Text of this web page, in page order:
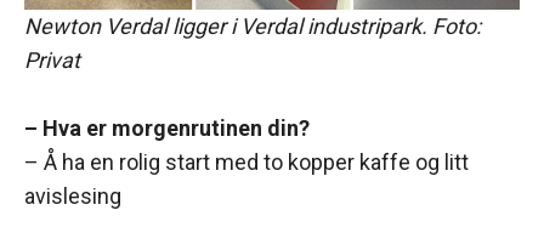
Newton Verdal ligger i Verdal industripark. Foto:
Privat
– Hva er morgenrutinen din?
– Å ha en rolig start med to kopper kaffe og litt
avislesing